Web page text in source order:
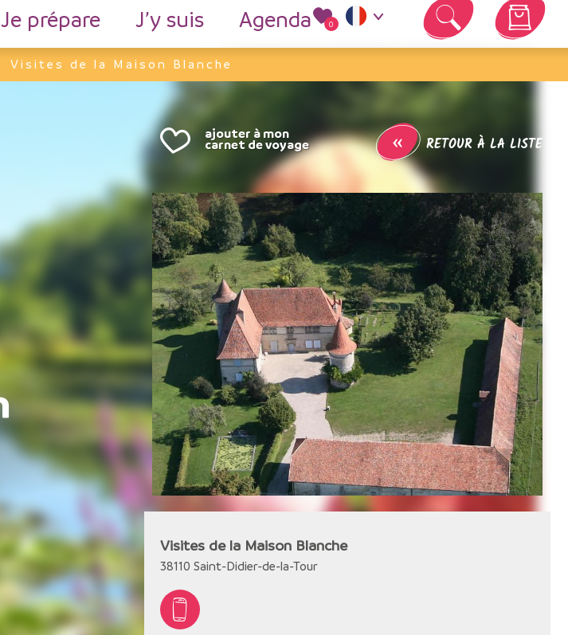
Je prépare J’y suis Agenda 0
Votre panier est vide
Visites de la Maison Blanche
« RETOUR À LA LISTE
Visites de la Maison Blanche
38110 Saint-Didier-de-la-Tour